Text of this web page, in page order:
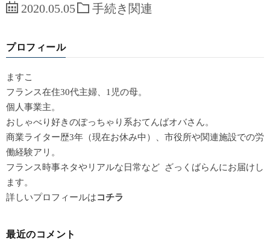
2020.05.05 手続き関連
プロフィール
ますこ
フランス在住30代主婦、1児の母。
個人事業主。
おしゃべり好きのぽっちゃり系おてんばオバさん。
商業ライター歴3年（現在お休み中）、市役所や関連施設での労
働経験アリ。
フランス時事ネタやリアルな日常など ざっくばらんにお届けし
ます。
詳しいプロフィールはコチラ
最近のコメント